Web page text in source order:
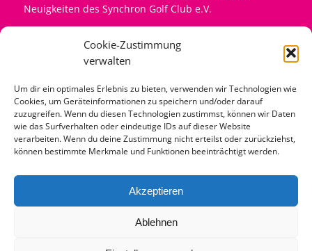
Cookie-Zustimmung
verwalten
Um dir ein optimales Erlebnis zu bieten, verwenden wir Technologien wie
Cookies, um Geräteinformationen zu speichern und/oder darauf
zuzugreifen. Wenn du diesen Technologien zustimmst, können wir Daten
wie das Surfverhalten oder eindeutige IDs auf dieser Website
verarbeiten. Wenn du deine Zustimmung nicht erteilst oder zurückziehst,
können bestimmte Merkmale und Funktionen beeinträchtigt werden.
Akzeptieren
Ablehnen
Neuigkeiten des Synchron Golf Club e.V.
Emailadresse eingeben...
Mit dem Abonnement akzeptiere ich die
Datenschutzregelungen der SGC Seite